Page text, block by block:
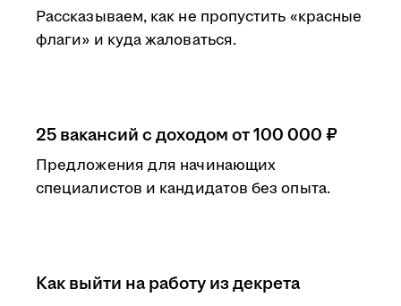
Рассказываем, как не пропустить «красные
флаги» и куда жаловаться.
25 вакансий с доходом от 100 000 ₽
Предложения для начинающих
специалистов и кандидатов без опыта.
Как выйти на работу из декрета